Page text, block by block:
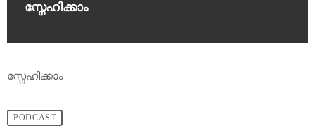
സ്നേഹിക്കാം
സ്നേഹിക്കാം
PODCAST